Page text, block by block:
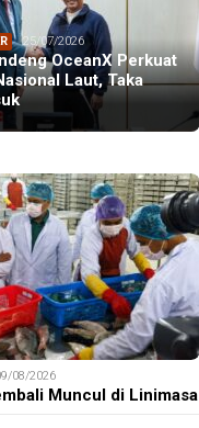
25/07/2026
OceanX Perkuat
Laut, Taka
08/2026
Muncul di Linimasa